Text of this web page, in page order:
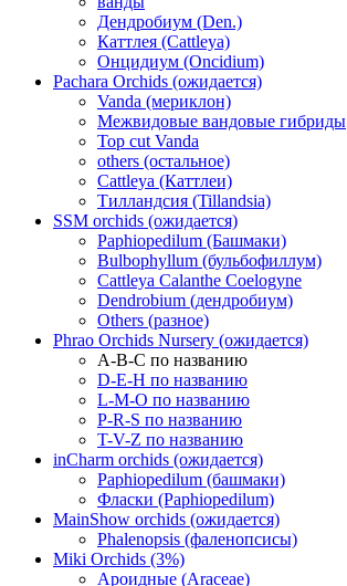
Дендробиум (Den.)
Каттлея (Cattleya)
Онцидиум (Oncidium)
Pachara Orchids (ожидается)
Vanda (мериклон)
Межвидовые вандовые гибриды
Top cut Vanda
others (остальное)
Cattleya (Каттлеи)
Тилландсия (Tillandsia)
SSM orchids (ожидается)
Paphiopedilum (Башмаки)
Bulbophyllum (бульбофиллум)
Cattleya Calanthe Coelogyne
Dendrobium (дендробиум)
Others (разное)
Phrao Orchids Nursery (ожидается)
A-B-C по названию
D-E-H по названию
L-M-O по названию
P-R-S по названию
T-V-Z по названию
inCharm orchids (ожидается)
Paphiopedilum (башмаки)
Фласки (Paphiopedilum)
MainShow orchids (ожидается)
Phalenopsis (фаленопсисы)
Miki Orchids (3%)
Ароидные (Araceae)